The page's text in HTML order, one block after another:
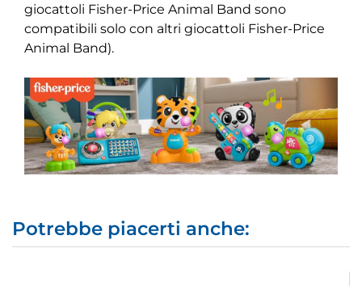
giocattoli Fisher-Price Animal Band sono
compatibili solo con altri giocattoli Fisher-Price
Animal Band).
Potrebbe piacerti anche: